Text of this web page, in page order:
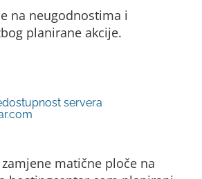
na neugodnostima i
planirane akcije.
servera
matične ploče na